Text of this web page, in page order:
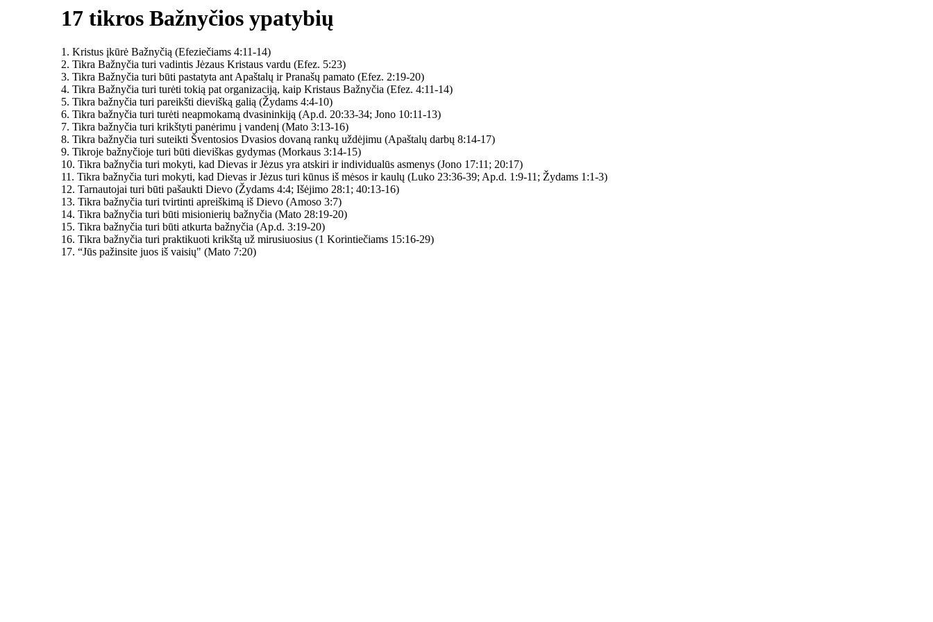
17 tikros Bažnyčios ypatybių
1. Kristus įkūrė Bažnyčią (Efeziečiams 4:11-14)
2. Tikra Bažnyčia turi vadintis Jėzaus Kristaus vardu (Efez. 5:23)
3. Tikra Bažnyčia turi būti pastatyta ant Apaštalų ir Pranašų pamato (Efez. 2:19-20)
4. Tikra Bažnyčia turi turėti tokią pat organizaciją, kaip Kristaus Bažnyčia (Efez. 4:11-14)
5. Tikra bažnyčia turi pareikšti dievišką galią (Žydams 4:4-10)
6. Tikra bažnyčia turi turėti neapmokamą dvasininkiją (Ap.d. 20:33-34; Jono 10:11-13)
7. Tikra bažnyčia turi krikštyti panėrimu į vandenį (Mato 3:13-16)
8. Tikra bažnyčia turi suteikti Šventosios Dvasios dovaną rankų uždėjimu (Apaštalų darbų 8:14-17)
9. Tikroje bažnyčioje turi būti dieviškas gydymas (Morkaus 3:14-15)
10. Tikra bažnyčia turi mokyti, kad Dievas ir Jėzus yra atskiri ir individualūs asmenys (Jono 17:11; 20:17)
11. Tikra bažnyčia turi mokyti, kad Dievas ir Jėzus turi kūnus iš mėsos ir kaulų (Luko 23:36-39; Ap.d. 1:9-11; Žydams 1:1-3)
12. Tarnautojai turi būti pašaukti Dievo (Žydams 4:4; Išėjimo 28:1; 40:13-16)
13. Tikra bažnyčia turi tvirtinti apreiškimą iš Dievo (Amoso 3:7)
14. Tikra bažnyčia turi būti misionierių bažnyčia (Mato 28:19-20)
15. Tikra bažnyčia turi būti atkurta bažnyčia (Ap.d. 3:19-20)
16. Tikra bažnyčia turi praktikuoti krikštą už mirusiuosius (1 Korintiečiams 15:16-29)
17. “Jūs pažinsite juos iš vaisių" (Mato 7:20)